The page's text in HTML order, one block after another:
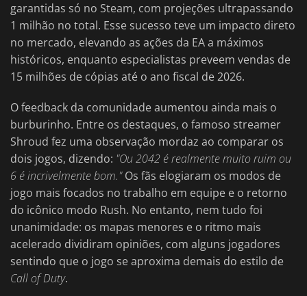
garantidas só no Steam, com projeções ultrapassando
1 milhão no total. Esse sucesso teve um impacto direto
no mercado, elevando as ações da EA a máximos
históricos, enquanto especialistas preveem vendas de
15 milhões de cópias até o ano fiscal de 2026.
O feedback da comunidade aumentou ainda mais o
burburinho. Entre os destaques, o famoso streamer
Shroud fez uma observação mordaz ao comparar os
dois jogos, dizendo: "Ou 2042 é realmente muito ruim ou
6 é incrivelmente bom."Os fãs elogiaram os modos de
jogo mais focados no trabalho em equipe e o retorno
do icônico modo Rush. No entanto, nem tudo foi
unanimidade: os mapas menores e o ritmo mais
acelerado dividiram opiniões, com alguns jogadores
sentindo que o jogo se aproxima demais do estilo de
Call of Duty.